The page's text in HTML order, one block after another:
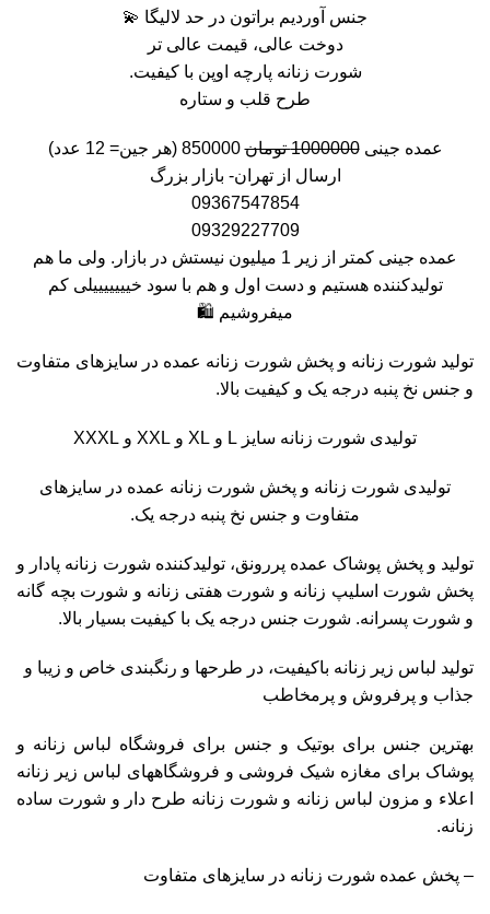
جنس آوردیم براتون در حد لالیگا 💫
دوخت عالی، قیمت عالی تر
شورت زنانه پارچه اوپن با کیفیت.
طرح قلب و ستاره
عمده جینی1000000 تومان
850000 (هر جین= 12 عدد)
ارسال از تهران- بازار بزرگ
09367547854
09329227709
عمده جینی کمتر از زیر 1 میلیون نیستش در بازار. ولی ما هم
تولیدکننده هستیم و دست اول و هم با سود خیییییییلی کم
میفروشیم 🛍️
تولید شورت زنانه و پخش شورت زنانه عمده در سایزهای متفاوت
و جنس نخ پنبه درجه یک و کیفیت بالا.
تولیدی شورت زنانه سایز L و XL و XXL و XXXL
تولیدی شورت زنانه و پخش شورت زنانه عمده در سایزهای
متفاوت و جنس نخ پنبه درجه یک.
تولید و پخش پوشاک عمده پررونق، تولیدکننده شورت زنانه پادار و
پخش شورت اسلیپ زنانه و شورت هفتی زنانه و شورت بچه گانه
و شورت پسرانه. شورت جنس درجه یک با کیفیت بسیار بالا.
تولید لباس زیر زنانه باکیفیت، در طرحها و رنگبندی خاص و زیبا و
جذاب و پرفروش و پرمخاطب
بهترین جنس برای بوتیک و جنس برای فروشگاه لباس زنانه و
پوشاک برای مغازه شیک فروشی و فروشگاههای لباس زیر زنانه
اعلاء و مزون لباس زنانه و شورت زنانه طرح دار و شورت ساده
زنانه.
– پخش عمده شورت زنانه در سایزهای متفاوت